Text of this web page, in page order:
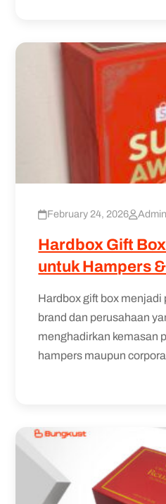
February 24, 2026
Hardbox Gift
untuk Hampers
Hardbox gift box menjadi
brand dan perusahaan
menghadirkan kemasan
hampers maupun